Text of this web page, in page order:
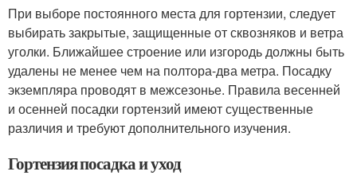
При выборе постоянного места для гортензии, следует
выбирать закрытые, защищенные от сквозняков и ветра
уголки. Ближайшее строение или изгородь должны быть
удалены не менее чем на полтора-два метра. Посадку
экземпляра проводят в межсезонье. Правила весенней
и осенней посадки гортензий имеют существенные
различия и требуют дополнительного изучения.
Гортензия посадка и уход